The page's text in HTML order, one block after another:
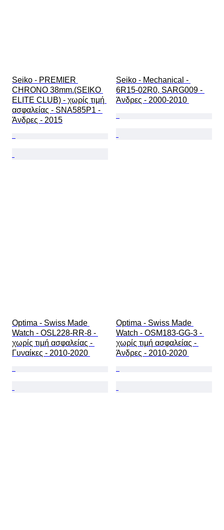
Seiko - PREMIER
CHRONO 38mm.(SEIKO
ELITE CLUB) - χωρίς τιμή
ασφαλείας - SNA585P1 -
Άνδρες - 2015
Seiko - Mechanical -
6R15-02R0, SARG009 -
Άνδρες - 2000-2010
Optima - Swiss Made
Watch - OSL228-RR-8 -
χωρίς τιμή ασφαλείας -
Γυναίκες - 2010-2020
Optima - Swiss Made
Watch - OSM183-GG-3 -
χωρίς τιμή ασφαλείας -
Άνδρες - 2010-2020